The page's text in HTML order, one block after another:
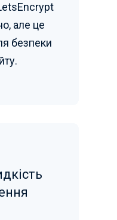
але це
безпеки